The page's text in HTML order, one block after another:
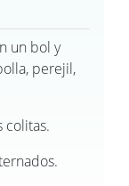
un bol y
perejil,
colitas.